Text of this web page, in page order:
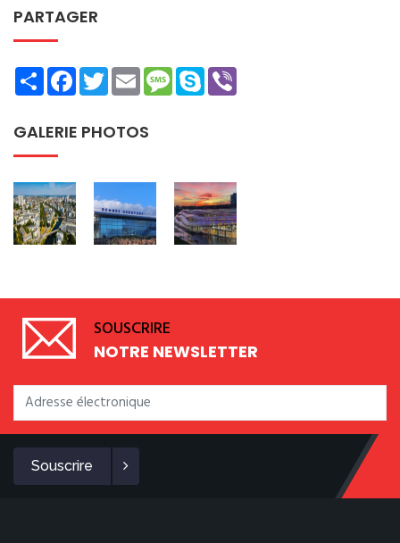
PARTAGER
ShareFacebookTwitterEmailMessage
Skype
GALERIE PHOTOS
SOUSCRIRE
NOTRE NEWSLETTER
Souscrire